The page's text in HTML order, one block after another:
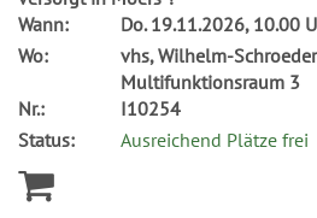
Wann:
Do.19.11.2026, 10.00
Wo:
vhs, Wilhelm-
Multifunktionsraum 3
Nr.:
I10254
Status:
Ausreichend Plätze frei